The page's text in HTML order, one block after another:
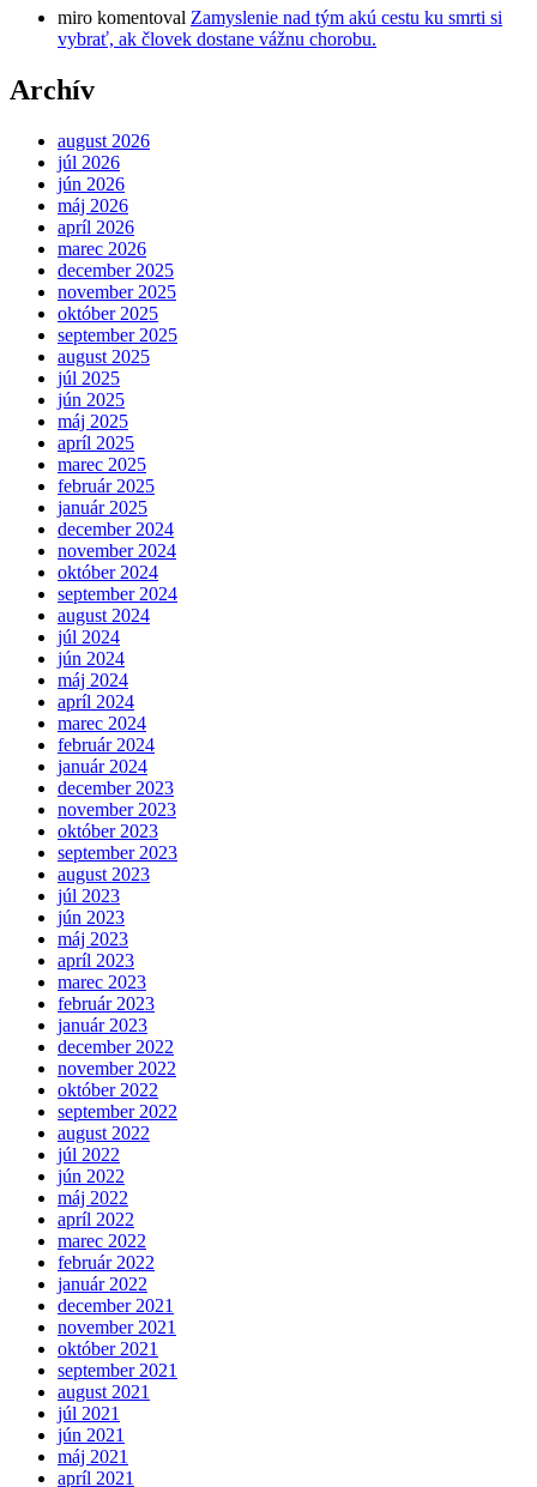
miro komentoval Zamyslenie nad tým akú cestu ku smrti si
vybrať, ak človek dostane vážnu chorobu.
Archív
august 2026
júl 2026
jún 2026
máj 2026
apríl 2026
marec 2026
december 2025
november 2025
október 2025
september 2025
august 2025
júl 2025
jún 2025
máj 2025
apríl 2025
marec 2025
február 2025
január 2025
december 2024
november 2024
október 2024
september 2024
august 2024
júl 2024
jún 2024
máj 2024
apríl 2024
marec 2024
február 2024
január 2024
december 2023
november 2023
október 2023
september 2023
august 2023
júl 2023
jún 2023
máj 2023
apríl 2023
marec 2023
február 2023
január 2023
december 2022
november 2022
október 2022
september 2022
august 2022
júl 2022
jún 2022
máj 2022
apríl 2022
marec 2022
február 2022
január 2022
december 2021
november 2021
október 2021
september 2021
august 2021
júl 2021
jún 2021
máj 2021
apríl 2021